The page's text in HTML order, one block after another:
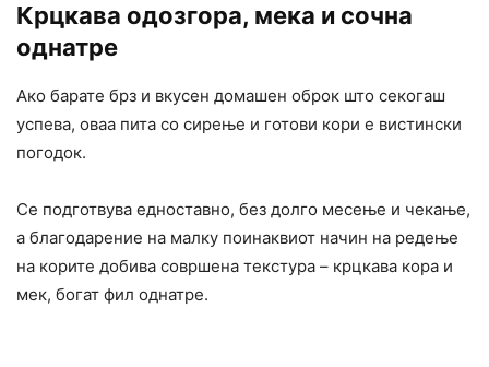
Крцкава одозгора, мека и сочна
однатре
Ако барате брз и вкусен домашен оброк што секогаш
успева, оваа пита со сирење и готови кори е вистински
погодок.
Се подготвува едноставно, без долго месeње и чекање,
а благодарение на малку поинаквиот начин на редење
на корите добива совршена текстура – крцкава кора и
мек, богат фил однатре.